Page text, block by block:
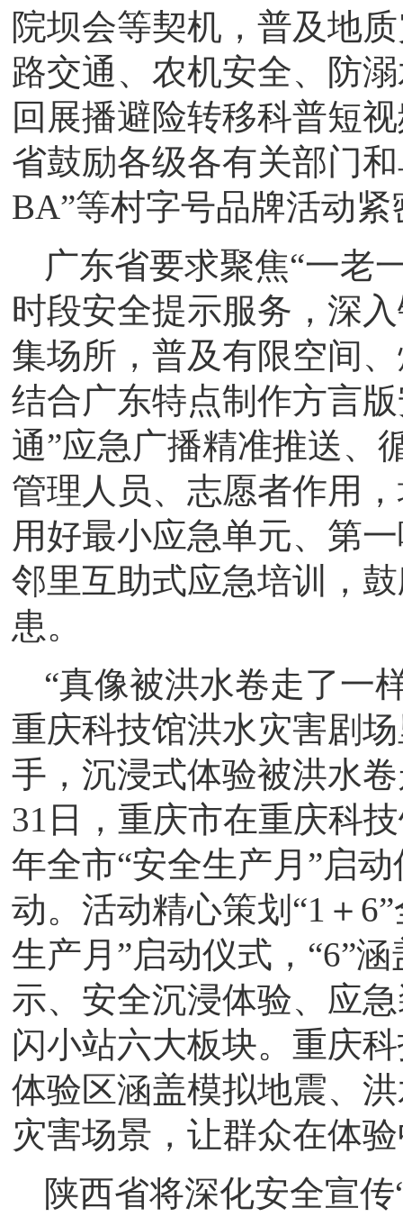
院坝会等契机，普及地
路交通、农机安全、防
回展播避险转移科普短
省鼓励各级各有关部门
BA”等村字号品牌活动
广东省要求聚焦“一老
时段安全提示服务，深
集场所，普及有限空间
结合广东特点制作方言
通”应急广播精准推送、
管理人员、志愿者作用
用好最小应急单元、第
邻里互助式应急培训，
患。
“真像被洪水卷走了一
重庆科技馆洪水灾害剧
手，沉浸式体验被洪水
31日，重庆市在重庆科
年全市“安全生产月”启
动。活动精心策划“1＋
生产月”启动仪式，“6”
示、安全沉浸体验、应
闪小站六大板块。重庆
体验区涵盖模拟地震、
灾害场景，让群众在体
陕西省将深化安全宣